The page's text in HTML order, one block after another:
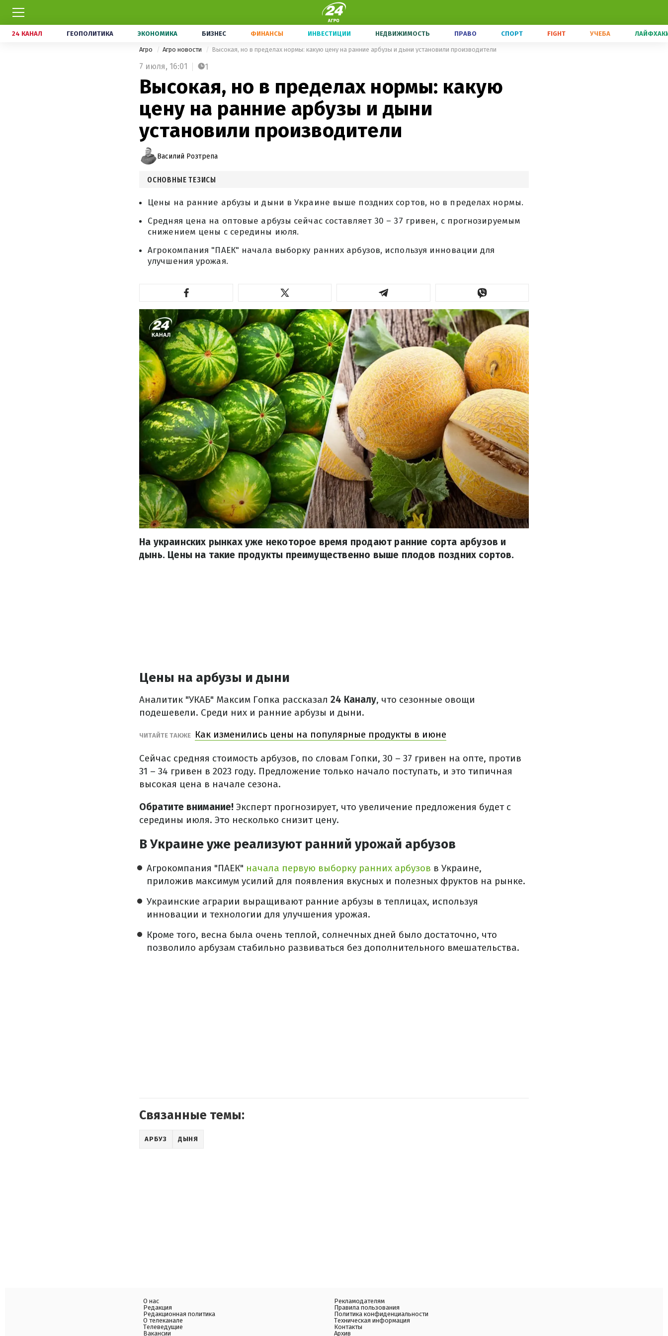
24 КАНАЛ ГЕОПОЛИТИКА ЭКОНОМИКА БИЗНЕС ФИНАНСЫ ИНВЕСТИЦИИ НЕДВИЖИМОСТЬ ПРАВО СПОРТ FIGHT УЧЕБА
Агро Агро новости Высокая, но в пределах нормы: какую цену на ранние арбузы и дыни установили производители
7 июля, 16:01 1
Высокая, но в пределах нормы: какую
цену на ранние арбузы и дыни
установили производители
Василий Розтрепа
ОСНОВНЫЕ ТЕЗИСЫ
Цены на ранние арбузы и дыни в Украине выше поздних сортов, но в пределах нормы.
Средняя цена на оптовые арбузы сейчас составляет 30 – 37 гривен, с прогнозируемым
снижением цены с середины июля.
Агрокомпания "ПАЕК" начала выборку ранних арбузов, используя инновации для
улучшения урожая.
На украинских рынках уже некоторое время продают ранние сорта арбузов и
дынь. Цены на такие продукты преимущественно выше плодов поздних сортов.
Цены на арбузы и дыни
Аналитик "УКАБ" Максим Гопка рассказал 24 Каналу, что сезонные овощи
подешевели. Среди них и ранние арбузы и дыни.
ЧИТАЙТЕ ТАКЖЕ Как изменились цены на популярные продукты в июне
Сейчас средняя стоимость арбузов, по словам Гопки, 30 – 37 гривен на опте, против
31 – 34 гривен в 2023 году. Предложение только начало поступать, и это типичная
высокая цена в начале сезона.
Обратите внимание! Эксперт прогнозирует, что увеличение предложения будет с
середины июля. Это несколько снизит цену.
В Украине уже реализуют ранний урожай арбузов
Агрокомпания "ПАЕК" начала первую выборку ранних арбузов в Украине,
приложив максимум усилий для появления вкусных и полезных фруктов на рынке.
Украинские аграрии выращивают ранние арбузы в теплицах, используя
инновации и технологии для улучшения урожая.
Кроме того, весна была очень теплой, солнечных дней было достаточно, что
позволило арбузам стабильно развиваться без дополнительного вмешательства.
Связанные темы:
АРБУЗ ДЫНЯ
О нас
Редакция
Редакционная политика
О телеканале
Телеведущие
Вакансии
Рекламодателям
Правила пользования
Политика конфиденциальности
Техническая информация
Контакты
Архив